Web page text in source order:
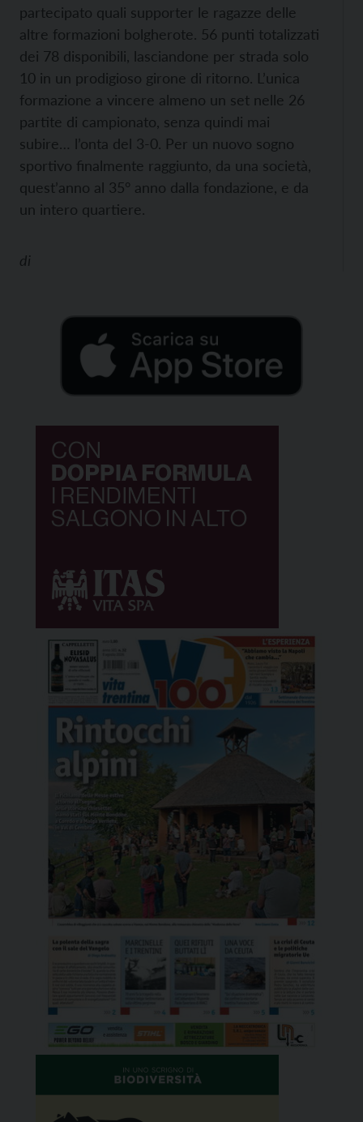
partecipato quali supporter le ragazze delle
altre formazioni bolgherote. 56 punti totalizzati
dei 78 disponibili, lasciandone per strada solo
10 in un prodigioso girone di ritorno. L’unica
formazione a vincere almeno un set nelle 26
partite di campionato, senza quindi mai
subire… l’onta del 3-0. Per un nuovo sogno
sportivo finalmente raggiunto, da una società,
quest’anno al 35° anno dalla fondazione, e da
un intero quartiere.
di